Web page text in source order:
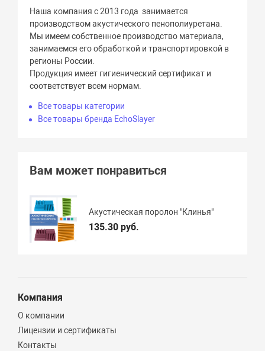
Наша компания с 2013 года занимается
производством акустического пенополиуретана.
Мы имеем собственное производство материала,
занимаемся его обработкой и транспортировкой в
регионы России.
Продукция имеет гигиенический сертификат и
соответствует всем нормам.
Все товары категории
Все товары бренда EchoSlayer
Вам может понравиться
Акустическая поролон "Клинья"
135.30 руб.
Компания
О компании
Лицензии и сертификаты
Контакты